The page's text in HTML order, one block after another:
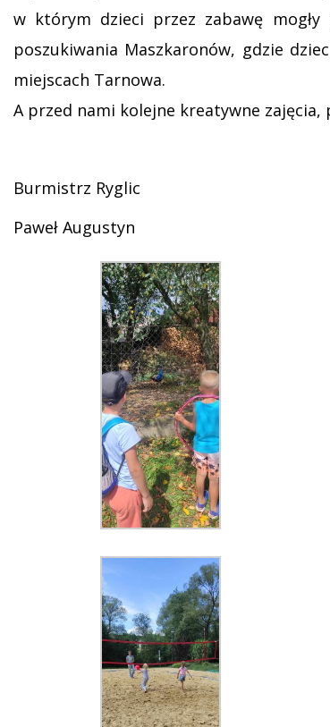
w którym dzieci przez zabawę mogły
poszukiwania Maszkaronów, gdzie
miejscach Tarnowa.
A przed nami kolejne kreatywne zajęcia,
Burmistrz Ryglic
Paweł Augustyn